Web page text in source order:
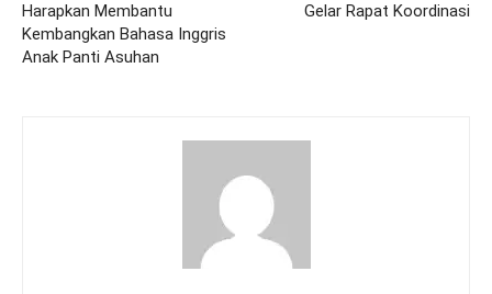
Harapkan Membantu
Kembangkan Bahasa Inggris
Anak Panti Asuhan
Gelar Rapat Koordinasi